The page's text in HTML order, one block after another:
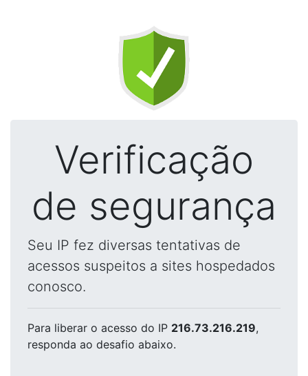
Verificação
de segurança
Seu IP fez diversas tentativas de
acessos suspeitos a sites hospedados
conosco.
Para liberar o acesso do IP 216.73.216.219,
responda ao desafio abaixo.